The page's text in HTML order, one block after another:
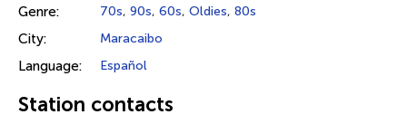
Genre: 70s, 90s, 60s, Oldies, 80s
City: Maracaibo
Language: Español
Station contacts